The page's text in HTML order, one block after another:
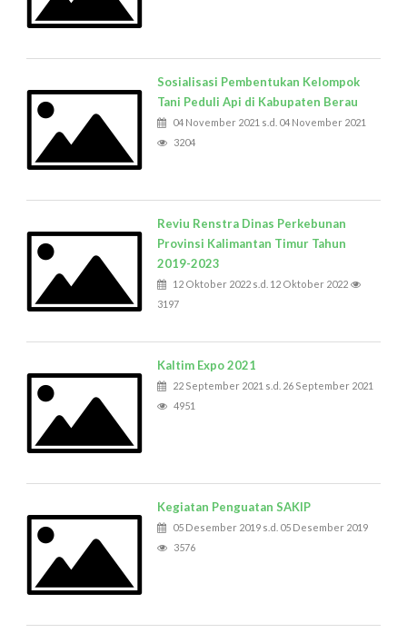
Sosialisasi Pembentukan Kelompok
Tani Peduli Api di Kabupaten Berau
04 November 2021 s.d. 04 November 2021
3204
Reviu Renstra Dinas Perkebunan
Provinsi Kalimantan Timur Tahun
2019-2023
12 Oktober 2022 s.d. 12 Oktober 2022
3197
Kaltim Expo 2021
22 September 2021 s.d. 26 September 2021
4951
Kegiatan Penguatan SAKIP
05 Desember 2019 s.d. 05 Desember 2019
3576